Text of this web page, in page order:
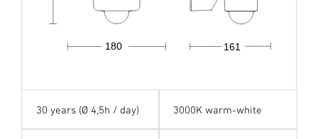
180 161
30 years (Ø 4,5h / day) 3000K warm-white